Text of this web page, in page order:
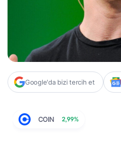
Google'da bizi tercih et
COIN 2,99%